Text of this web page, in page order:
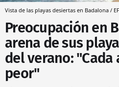
Vista de las playas desiertas en Badalona /
Preocupación en
arena de sus
del verano: "Cada
peor"